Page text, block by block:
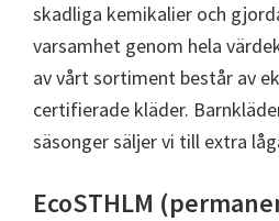
skadliga kemikalier och
varsamhet genom hela
av vårt sortiment består av
certifierade kläder.
säsonger säljer vi till extra
EcoSTHLM